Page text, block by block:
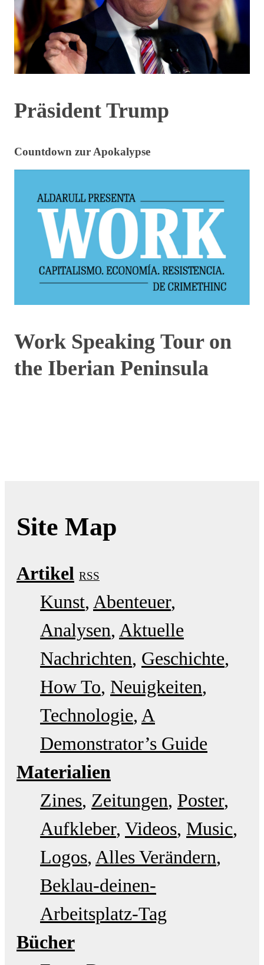
Präsident Trump
Countdown zur Apokalypse
Work Speaking Tour on
the Iberian Peninsula
Site Map
Artikel RSS
Kunst Abenteuer
Analysen Aktuelle
Nachrichten Geschichte
How To Neuigkeiten
Technologie A
Demonstrator’s Guide
Materialien
Zines Zeitungen Poster
Aufkleber Videos Music
Logos Alles Verändern
Beklau-deinen-
Arbeitsplatz-Tag
Bücher